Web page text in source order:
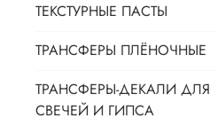
ТЕКСТУРНЫЕ ПАСТЫ
ТРАНСФЕРЫ ПЛЁНОЧНЫЕ
ТРАНСФЕРЫ-ДЕКАЛИ ДЛЯ
СВЕЧЕЙ И ГИПСА